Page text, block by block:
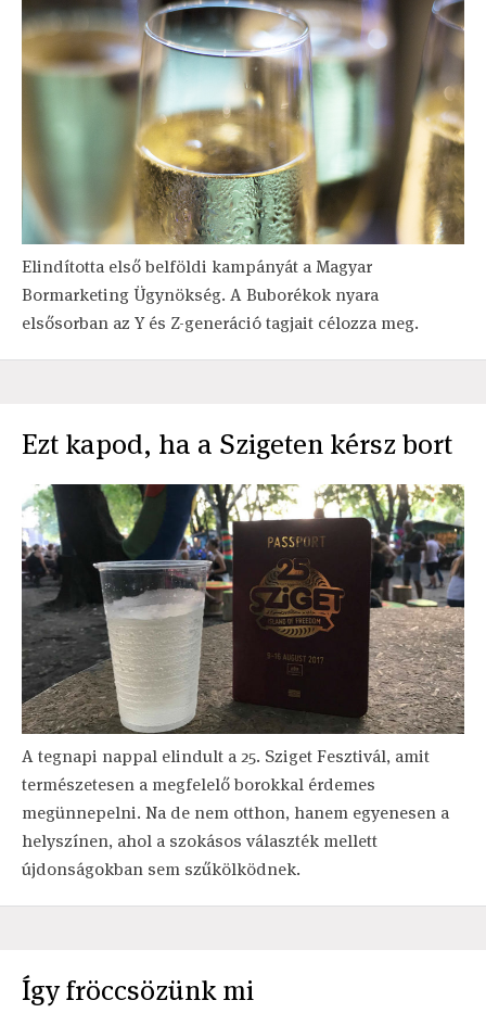
Elindította első belföldi kampányát a Magyar
Bormarketing Ügynökség. A Buborékok nyara
elsősorban az Y és Z-generáció tagjait célozza meg.
Ezt kapod, ha a Szigeten kérsz bort
A tegnapi nappal elindult a 25. Sziget Fesztivál, amit
természetesen a megfelelő borokkal érdemes
megünnepelni. Na de nem otthon, hanem egyenesen a
helyszínen, ahol a szokásos választék mellett
újdonságokban sem szűkölködnek.
Így fröccsözünk mi